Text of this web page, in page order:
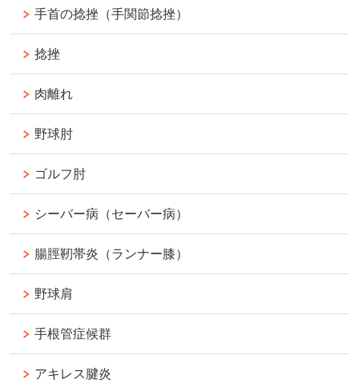
手首の捻挫（手関節捻挫）
捻挫
肉離れ
野球肘
ゴルフ肘
シーバー病（セーバー病）
腸脛靭帯炎（ランナー膝）
野球肩
手根管症候群
アキレス腱炎